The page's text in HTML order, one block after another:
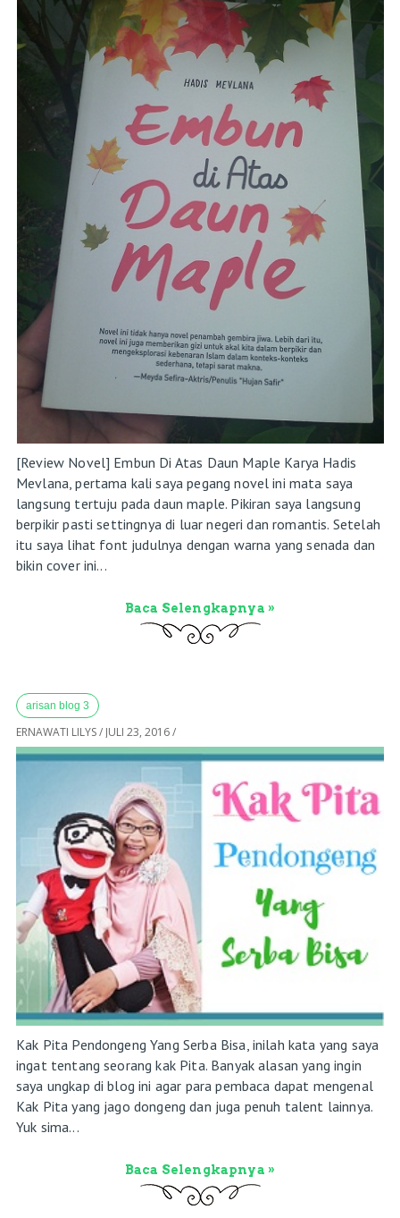
[Review Novel] Embun Di Atas Daun Maple Karya Hadis
Mevlana, pertama kali saya pegang novel ini mata saya
langsung tertuju pada daun maple. Pikiran saya langsung
berpikir pasti settingnya di luar negeri dan romantis. Setelah
itu saya lihat font judulnya dengan warna yang senada dan
bikin cover ini...
Baca Selengkapnya »
arisan blog 3
ERNAWATI LILYS/ JULI 23, 2016/
Kak Pita Pendongeng Yang Serba Bisa, inilah kata yang saya
ingat tentang seorang kak Pita. Banyak alasan yang ingin
saya ungkap di blog ini agar para pembaca dapat mengenal
Kak Pita yang jago dongeng dan juga penuh talent lainnya.
Yuk sima...
Baca Selengkapnya »